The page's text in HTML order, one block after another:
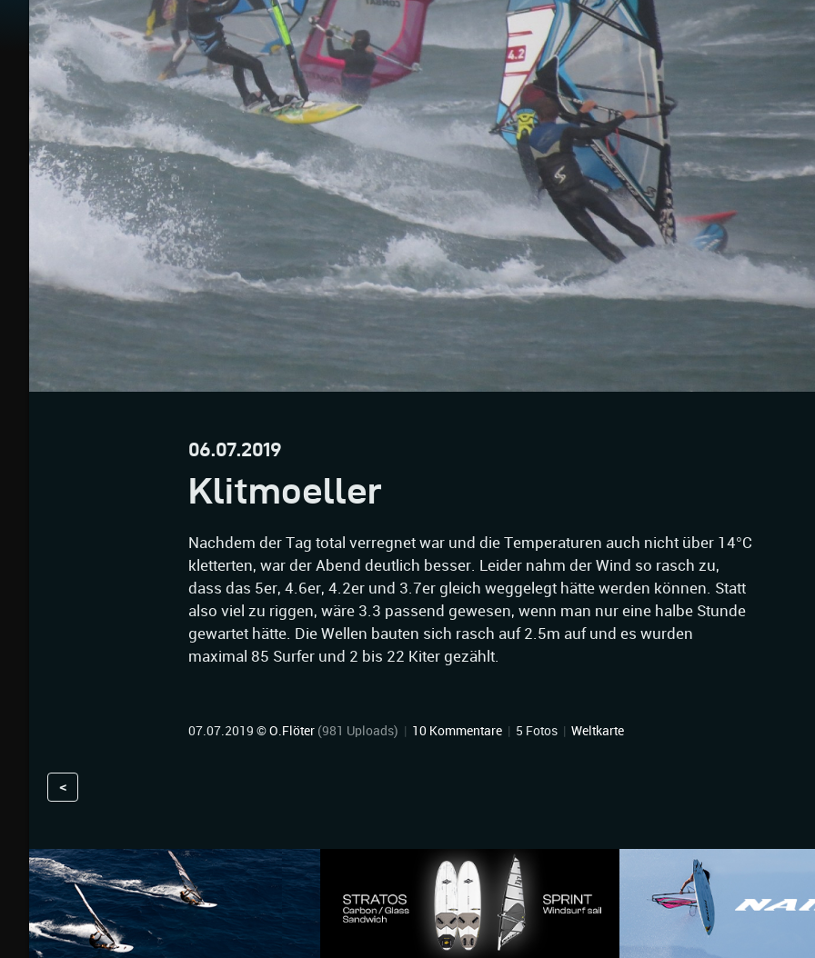
06.07.2019
Klitmoeller
Nachdem der Tag total verregnet war und die Temperaturen auch nicht über 14°C
kletterten, war der Abend deutlich besser. Leider nahm der Wind so rasch zu,
dass das 5er, 4.6er, 4.2er und 3.7er gleich weggelegt hätte werden können. Statt
also viel zu riggen, wäre 3.3 passend gewesen, wenn man nur eine halbe Stunde
gewartet hätte. Die Wellen bauten sich rasch auf 2.5m auf und es wurden
maximal 85 Surfer und 2 bis 22 Kiter gezählt.
07.07.2019 ©O.Flöter (981 Uploads) | 10 Kommentare | 5 Fotos | Weltkarte
<